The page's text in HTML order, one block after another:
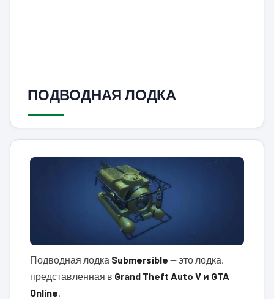
ПОДВОДНАЯ ЛОДКА
Подводная лодка Submersible — это лодка,
представленная в Grand Theft Auto V и GTA
Online